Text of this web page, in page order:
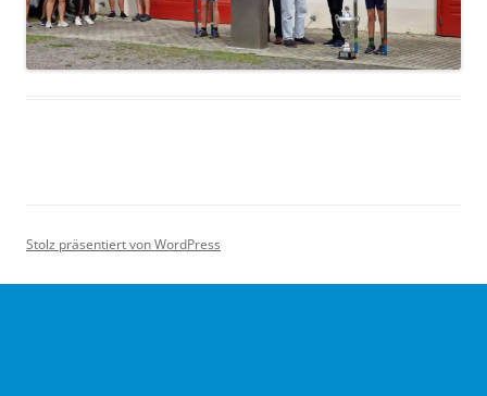
Stolz präsentiert von WordPress